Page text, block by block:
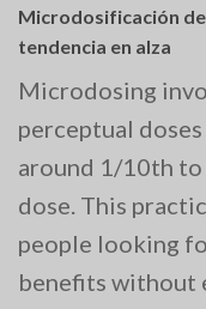
Microdosificación
tendencia en alza
Microdosing
perceptual
around 1/10th
dose. This
people looking
benefits without